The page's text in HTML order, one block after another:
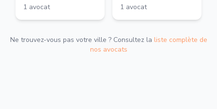
1 avocat 1 avocat
Ne trouvez-vous pas votre ville ? Consultez la liste complète de
nos avocats